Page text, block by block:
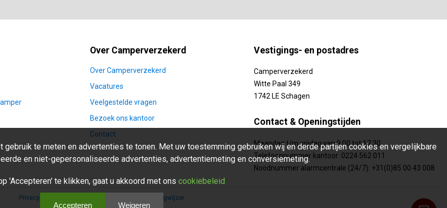
Over Camperverzekerd
Over Camperverzekerd
Vacatures
Veelgestelde vragen
Bezoek ons kantoor
Contact
Vestigings- en postadres
Camperverzekerd
Witte Paal 349
1742 LE Schagen
Contact & Openingstijden
Maandag t/m vrijdag van 9.00 tot 17.30
Telefoonnummer kantoor: 0224 562 011
Noodnummer alarmcentrale (24/7): +31(0)85 00 43 008
Privacybeleid Wegwijzer
te meten en advertenties te tonen. Met uw toestemming gebruiken wij en derde partijen cookies en vergelijkbare
en niet-gepersonaliseerde advertenties, advertentiemeting en conversiemeting.
'Accepteren' te klikken, gaat u akkoord met ons cookiebeleid
Accepteren Weigeren